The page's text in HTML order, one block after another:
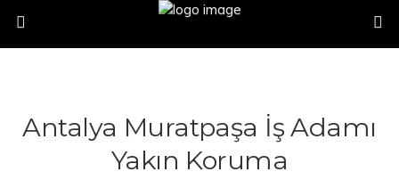
Antalya Muratpaşa İş Adamı
Yakın Koruma